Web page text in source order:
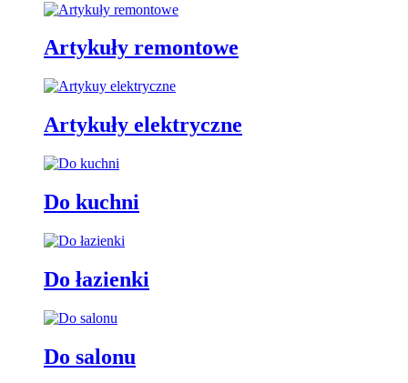
Artykuły remontowe
Artykuły elektryczne
Do kuchni
Do łazienki
Do salonu